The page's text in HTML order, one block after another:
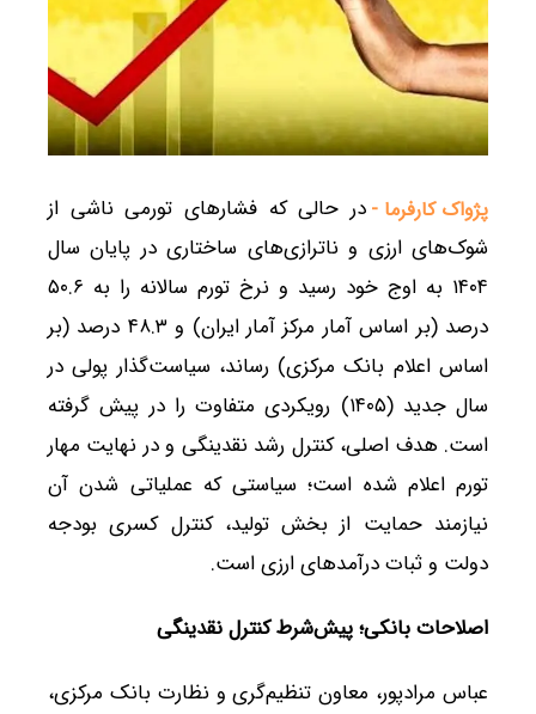
پژواک کارفرما - در حالی که فشارهای تورمی ناشی از
شوک‌های ارزی و ناترازی‌های ساختاری در پایان سال
۱۴۰۴ به اوج خود رسید و نرخ تورم سالانه را به ۵۰.۶
درصد (بر اساس آمار مرکز آمار ایران) و ۴۸.۳ درصد (بر
اساس اعلام بانک مرکزی) رساند، سیاست‌گذار پولی در
سال جدید (۱۴۰۵) رویکردی متفاوت را در پیش گرفته
است. هدف اصلی، کنترل رشد نقدینگی و در نهایت مهار
تورم اعلام شده است؛ سیاستی که عملیاتی شدن آن
نیازمند حمایت از بخش تولید، کنترل کسری بودجه
دولت و ثبات درآمدهای ارزی است.
اصلاحات بانکی؛ پیش‌شرط کنترل نقدینگی
عباس مرادپور، معاون تنظیم‌گری و نظارت بانک مرکزی،